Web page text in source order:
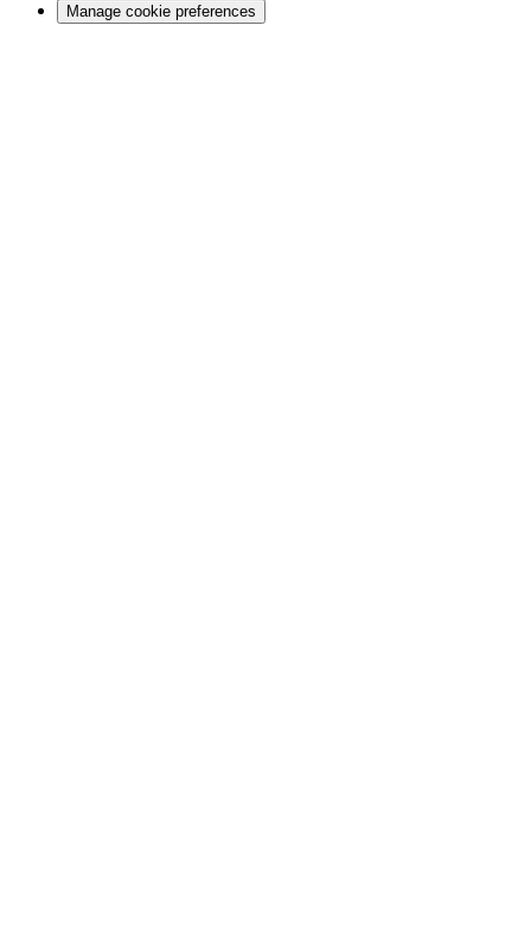
Manage cookie preferences